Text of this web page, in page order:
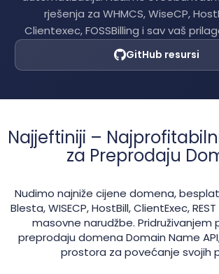
rješenja za WHMCS, WiseCP,
Clientexec, FOSSBilling i sav vaš
GitHub resursi
Najjeftiniji –
za Preprodaju
Nudimo najniže cijene domena,
Blesta, WISECP, HostBill, ClientExec,
masovne narudžbe. Pridruživanjem
preprodaju domena Domain Name
prostora za povećanje svojih